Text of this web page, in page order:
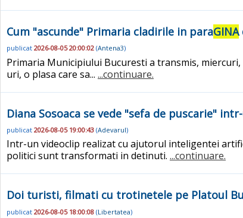
Cum "ascunde" Primaria cladirile in paraGINA
publicat 2026-08-05 20:00:02 (Antena3)
Primaria Municipiului Bucuresti a transmis,
uri, o plasa care sa... ...continuare.
Diana Sosoaca se vede "sefa de puscarie"
publicat 2026-08-05 19:00:43 (Adevarul)
Intr-un videoclip realizat cu ajutorul inteligentei
politici sunt transformati in detinuti. ...continuare.
Doi turisti, filmati cu trotinetele pe Platoul
publicat 2026-08-05 18:00:08 (Libertatea)